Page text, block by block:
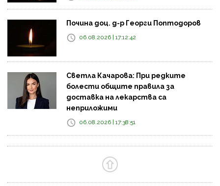
Почина доц. д-р Георги Поптодоров
06.08.2026 | 17:12:42
Светла Качарова: При редките
болести общите правила за
доставка на лекарства са
неприложими
06.08.2026 | 17:38:51